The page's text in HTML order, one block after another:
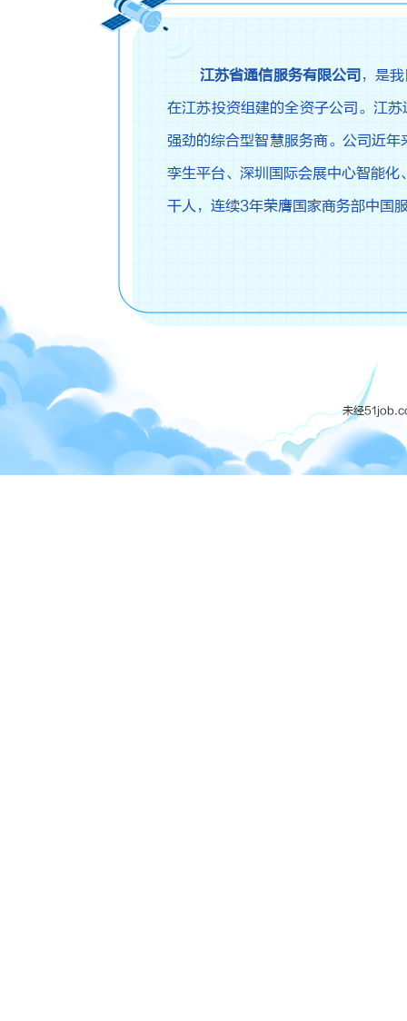
江苏省通信服务有限公司 ，是
在江苏投资组建的全资子公司。江
强劲的综合型智慧服务商。公司近
孪生平台、深圳国际会展中心智能
干人，连续3年荣膺国家商务部中国
未经